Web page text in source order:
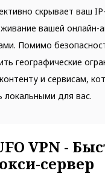
скрывает ваш
вашей онлайн-
Помимо
географические
и сервисам,
локальными для вас.
VPN -
сервер